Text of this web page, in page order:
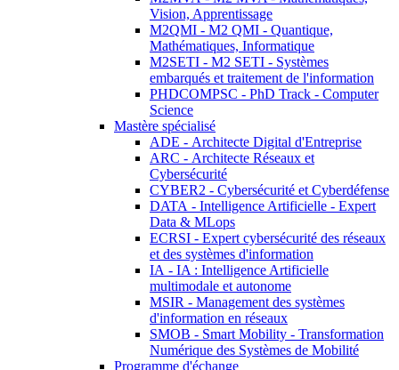
Vision, Apprentissage
M2QMI - M2 QMI - Quantique,
Mathématiques, Informatique
M2SETI - M2 SETI - Systèmes
embarqués et traitement de l'information
PHDCOMPSC - PhD Track - Computer
Science
Mastère spécialisé
ADE - Architecte Digital d'Entreprise
ARC - Architecte Réseaux et
Cybersécurité
CYBER2 - Cybersécurité et Cyberdéfense
DATA - Intelligence Artificielle - Expert
Data & MLops
ECRSI - Expert cybersécurité des réseaux
et des systèmes d'information
IA - IA : Intelligence Artificielle
multimodale et autonome
MSIR - Management des systèmes
d'information en réseaux
SMOB - Smart Mobility - Transformation
Numérique des Systèmes de Mobilité
Programme d'échange